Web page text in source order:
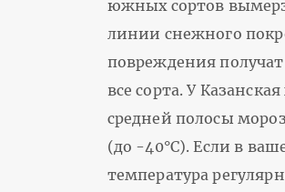
южных сортов
линии снежного
повреждения
все сорта. У
средней полосы
(до -40°С). Если в
температура